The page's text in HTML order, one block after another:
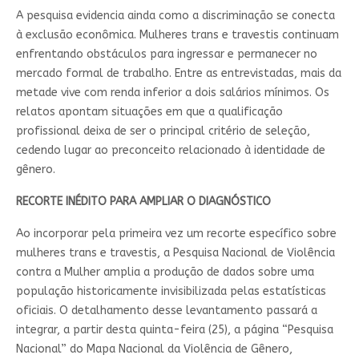
A pesquisa evidencia ainda como a discriminação se conecta
à exclusão econômica. Mulheres trans e travestis continuam
enfrentando obstáculos para ingressar e permanecer no
mercado formal de trabalho. Entre as entrevistadas, mais da
metade vive com renda inferior a dois salários mínimos. Os
relatos apontam situações em que a qualificação
profissional deixa de ser o principal critério de seleção,
cedendo lugar ao preconceito relacionado à identidade de
gênero.
RECORTE INÉDITO PARA AMPLIAR O DIAGNÓSTICO
Ao incorporar pela primeira vez um recorte específico sobre
mulheres trans e travestis, a Pesquisa Nacional de Violência
contra a Mulher amplia a produção de dados sobre uma
população historicamente invisibilizada pelas estatísticas
oficiais. O detalhamento desse levantamento passará a
integrar, a partir desta quinta-feira (25), a página “Pesquisa
Nacional” do Mapa Nacional da Violência de Gênero,